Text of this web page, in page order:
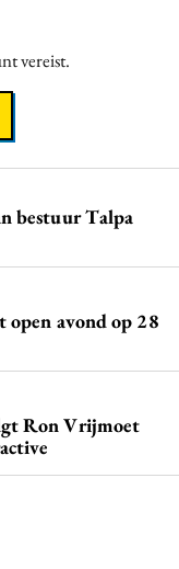
vereist.
bestuur Talpa
open avond op 28
Ron Vrijmoet